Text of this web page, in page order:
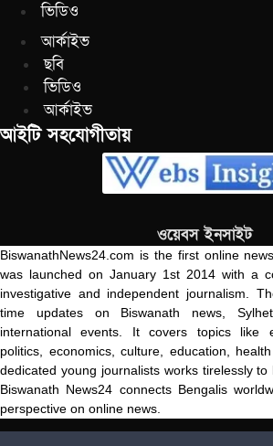
ভিডিও
আর্কাইভ
ছবি
ভিডিও
আর্কাইভ
আইটি সহযোগীতায়
ওয়েবস ইনসাইট
BiswanathNews24.com is the first online
was launched on January 1st 2014 with a
investigative and independent journalism.
time updates on Biswanath news,
international events. It covers topics like
politics, economics, culture, education,
dedicated young journalists works tirelessly to
Biswanath News24 connects Bengalis
perspective on online news.